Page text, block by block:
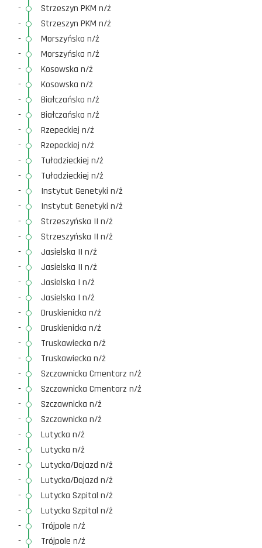
-
Strzeszyn PKM n/ż
-
Strzeszyn PKM n/ż
-
Morszyńska n/ż
-
Morszyńska n/ż
-
Kosowska n/ż
-
Kosowska n/ż
-
Białczańska n/ż
-
Białczańska n/ż
-
Rzepeckiej n/ż
-
Rzepeckiej n/ż
-
Tułodzieckiej n/ż
-
Tułodzieckiej n/ż
-
Instytut Genetyki n/ż
-
Instytut Genetyki n/ż
-
Strzeszyńska II n/ż
-
Strzeszyńska II n/ż
-
Jasielska II n/ż
-
Jasielska II n/ż
-
Jasielska I n/ż
-
Jasielska I n/ż
-
Druskienicka n/ż
-
Druskienicka n/ż
-
Truskawiecka n/ż
-
Truskawiecka n/ż
-
Szczawnicka Cmentarz n/ż
-
Szczawnicka Cmentarz n/ż
-
Szczawnicka n/ż
-
Szczawnicka n/ż
-
Lutycka n/ż
-
Lutycka n/ż
-
Lutycka/Dojazd n/ż
-
Lutycka/Dojazd n/ż
-
Lutycka Szpital n/ż
-
Lutycka Szpital n/ż
-
Trójpole n/ż
-
Trójpole n/ż